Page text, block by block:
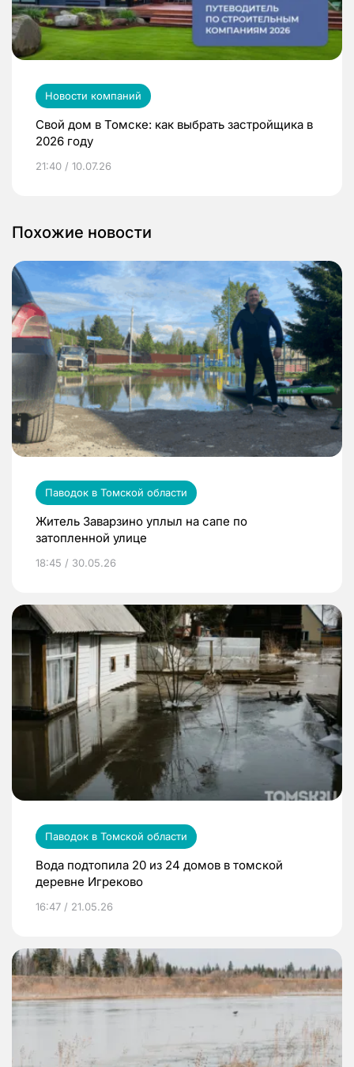
Новости компаний
Свой дом в Томске: как выбрать застройщика в
2026 году
21:40 / 10.07.26
Похожие новости
Паводок в Томской области
Житель Заварзино уплыл на сапе по
затопленной улице
18:45 / 30.05.26
Паводок в Томской области
Вода подтопила 20 из 24 домов в томской
деревне Игреково
16:47 / 21.05.26